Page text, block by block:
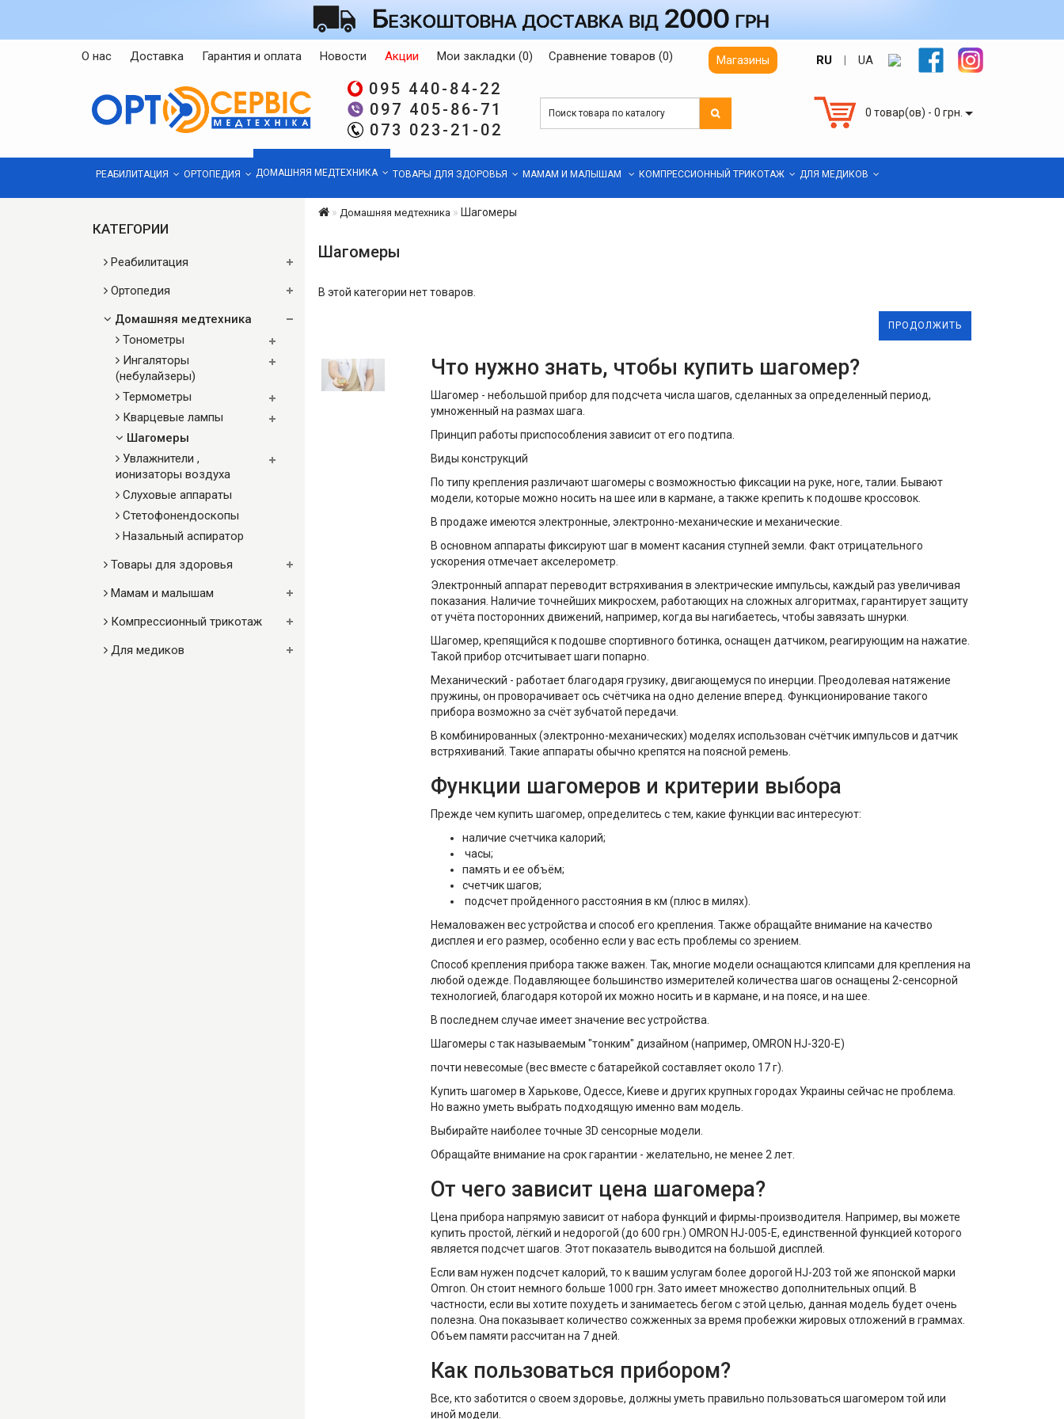
О нас Доставка Гарантия и оплата Новости Акции Мои закладки (0) Сравнение товаров (0) Магазины RU UA
095 440-84-22
097 405-86-71
073 023-21-02
0 товар(ов) - 0 грн.
РЕАБИЛИТАЦИЯ ОРТОПЕДИЯ ДОМАШНЯЯ МЕДТЕХНИКА ТОВАРЫ ДЛЯ ЗДОРОВЬЯ МАМАМ И МАЛЫШАМ КОМПРЕССИОННЫЙ ТРИКОТАЖ ДЛЯ МЕДИКОВ
КАТЕГОРИИ
Реабилитация
Ортопедия
Домашняя медтехника
Тонометры
Ингаляторы
(небулайзеры)
Термометры
Кварцевые лампы
Шагомеры
Увлажнители ,
ионизаторы воздуха
Слуховые аппараты
Стетофонендоскопы
Назальный аспиратор
Товары для здоровья
Мамам и малышам
Компрессионный трикотаж
Для медиков
Домашняя медтехника Шагомеры
Шагомеры
В этой категории нет товаров.
ПРОДОЛЖИТЬ
Что нужно знать, чтобы купить шагомер?
Шагомер - небольшой прибор для подсчета числа шагов, сделанных за определенный период,
умноженный на размах шага.
Принцип работы приспособления зависит от его подтипа.
Виды конструкций
По типу крепления различают шагомеры с возможностью фиксации на руке, ноге, талии. Бывают
модели, которые можно носить на шее или в кармане, а также крепить к подошве кроссовок.
В продаже имеются электронные, электронно-механические и механические.
В основном аппараты фиксируют шаг в момент касания ступней земли. Факт отрицательного
ускорения отмечает акселерометр.
Электронный аппарат переводит встряхивания в электрические импульсы, каждый раз увеличивая
показания. Наличие точнейших микросхем, работающих на сложных алгоритмах, гарантирует защиту
от учёта посторонних движений, например, когда вы нагибаетесь, чтобы завязать шнурки.
Шагомер, крепящийся к подошве спортивного ботинка, оснащен датчиком, реагирующим на нажатие.
Такой прибор отсчитывает шаги попарно.
Механический - работает благодаря грузику, двигающемуся по инерции. Преодолевая натяжение
пружины, он проворачивает ось счётчика на одно деление вперед. Функционирование такого
прибора возможно за счёт зубчатой передачи.
В комбинированных (электронно-механических) моделях использован счётчик импульсов и датчик
встряхиваний. Такие аппараты обычно крепятся на поясной ремень.
Функции шагомеров и критерии выбора
Прежде чем купить шагомер, определитесь с тем, какие функции вас интересуют:
наличие счетчика калорий;
часы;
память и ее объём;
счетчик шагов;
подсчет пройденного расстояния в км (плюс в милях).
Немаловажен вес устройства и способ его крепления. Также обращайте внимание на качество
дисплея и его размер, особенно если у вас есть проблемы со зрением.
Способ крепления прибора также важен. Так, многие модели оснащаются клипсами для крепления на
любой одежде. Подавляющее большинство измерителей количества шагов оснащены 2-сенсорной
технологией, благодаря которой их можно носить и в кармане, и на поясе, и на шее.
В последнем случае имеет значение вес устройства.
Шагомеры с так называемым "тонким" дизайном (например, OMRON HJ-320-E)
почти невесомые (вес вместе с батарейкой составляет около 17 г).
Купить шагомер в Харькове, Одессе, Киеве и других крупных городах Украины сейчас не проблема.
Но важно уметь выбрать подходящую именно вам модель.
Выбирайте наиболее точные 3D сенсорные модели.
Обращайте внимание на срок гарантии - желательно, не менее 2 лет.
От чего зависит цена шагомера?
Цена прибора напрямую зависит от набора функций и фирмы-производителя. Например, вы можете
купить простой, лёгкий и недорогой (до 600 грн.) OMRON HJ-005-E, единственной функцией которого
является подсчет шагов. Этот показатель выводится на большой дисплей.
Если вам нужен подсчет калорий, то к вашим услугам более дорогой HJ-203 той же японской марки
Omron. Он стоит немного больше 1000 грн. Зато имеет множество дополнительных опций. В
частности, если вы хотите похудеть и занимаетесь бегом с этой целью, данная модель будет очень
полезна. Она показывает количество сожженных за время пробежки жировых отложений в граммах.
Объем памяти рассчитан на 7 дней.
Как пользоваться прибором?
Все, кто заботится о своем здоровье, должны уметь правильно пользоваться шагомером той или
иной модели.